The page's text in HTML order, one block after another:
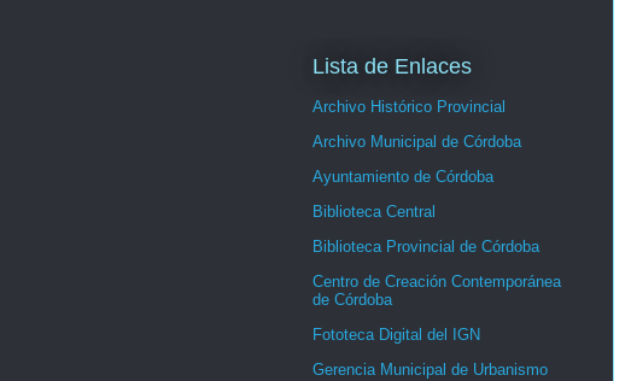
Lista de Enlaces
Archivo Histórico Provincial
Archivo Municipal de Córdoba
Ayuntamiento de Córdoba
Biblioteca Central
Biblioteca Provincial de Córdoba
Centro de Creación Contemporánea
de Córdoba
Fototeca Digital del IGN
Gerencia Municipal de Urbanismo